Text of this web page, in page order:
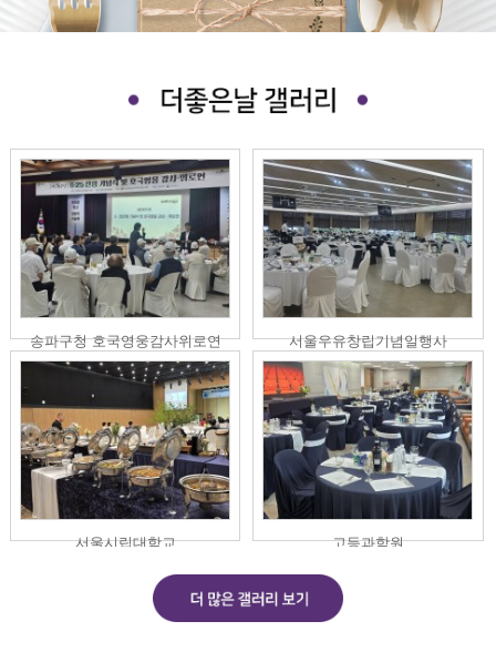
송파구청 호국영웅감사위로연 서울우유창립기념일행사
서울시립대학교 고등과학원